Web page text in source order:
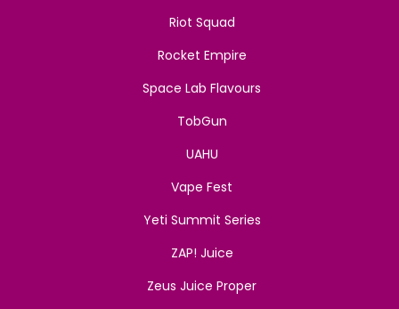
Riot Squad
Rocket Empire
Space Lab Flavours
TobGun
UAHU
Vape Fest
Yeti Summit Series
ZAP! Juice
Zeus Juice Proper